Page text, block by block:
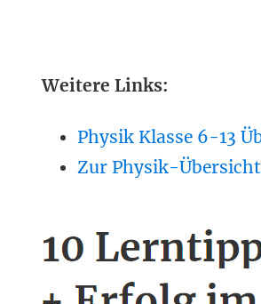
Weitere Links:
Physik Klasse 6-13
Zur Physik-Übersicht